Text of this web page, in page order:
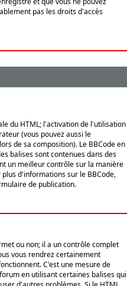
pas les droits d'accès
du HTML; l'activation de l'utilisation
(vous pouvez aussi le
de sa composition). Le BBCode en
balises sont contenues dans des
un meilleur contrôle sur la manière
d'informations sur le BBCode,
de publication.
ou non; il a un contrôle complet
vous rendrez certainement
C'est une mesure de
en utilisant certaines balises qui